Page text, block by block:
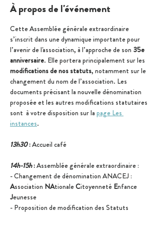
À propos de l'événement
Cette Assemblée générale extraordinaire
s’inscrit dans une dynamique importante pour
l’avenir de l'association, à l’approche de son 35e
anniversaire. Elle portera principalement sur les
modifications de nos statuts, notamment sur le
changement du nom de l’association. Les
documents précisant la nouvelle dénomination
proposée et les autres modifications statutaires
sont  à votre disposition sur la page Les
instances.
13h30 : Accueil café
14h-15h : Assemblée générale extraordinaire :
- Changement de dénomination ANACEJ :
Association NAtionale Citoyenneté Enfance
Jeunesse
- Proposition de modification des Statuts